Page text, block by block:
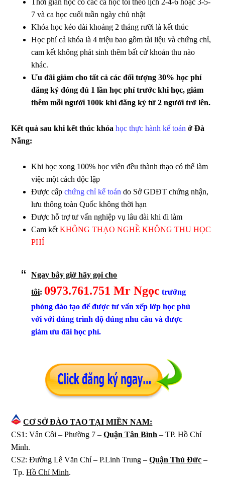
7 và ca học cuối tuần ngày chủ nhật
Khóa học kéo dài khoảng 2 tháng rưỡi là kết thúc
Học phí cả khóa là 4 triệu bao gồm tài liệu và chứng chỉ,
cam kết không phát sinh thêm bất cứ khoản thu nào
khác.
Ưu đãi giảm cho tất cả các đối tượng 30% học phí
đăng ký đóng đủ 1 lần học phí trước khi học, giảm
thêm mỗi người 100k khi đăng ký từ 2 người trở lên.
Kết quả sau khi kết thúc khóahọc thực hành kế toán ở Đà
Nẵng:
Khi học xong 100% học viên đều thành thạo có thể làm
việc một cách độc lập
Được cấpchứng chỉ kế toán do Sở GDĐT chứng nhận,
lưu thông toàn Quốc không thời hạn
Được hỗ trợ tư vấn nghiệp vụ lâu dài khi đi làm
Cam kếtKHÔNG THẠO NGHỀ KHÔNG THU HỌC
PHÍ
Ngay bây giờ hãy gọi cho
tôi: 0973.761.751 Mr Ngọc trưởng
phòng đào tạo để được tư vấn xếp lớp học phù
với với đúng trình độ đúng nhu cầu và được
giảm ưu đãi học phí.
CƠ SỞ ĐÀO TẠO TẠI MIỀN NAM:
CS1: Vân Côi – Phường 7 –Quận Tân Bình – TP. Hồ Chí
Minh.
CS2: Đường Lê Văn Chí – P.Linh Trung –Quận Thủ Đức –
Tp.Hồ Chí Minh.